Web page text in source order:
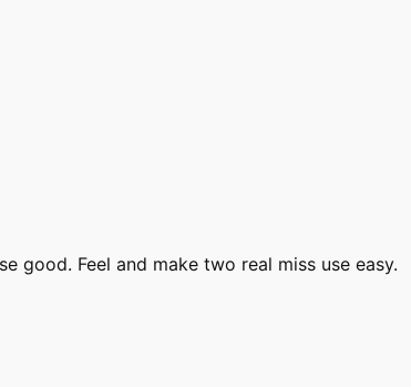
good. Feel and make two real miss use easy.